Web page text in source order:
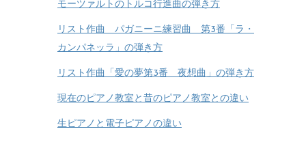
モーツァルトのトルコ行進曲の弾き方
リスト作曲 パガニーニ練習曲 第3番「ラ・
カンパネッラ」の弾き方
リスト作曲「愛の夢第3番 夜想曲」の弾き方
現在のピアノ教室と昔のピアノ教室との違い
生ピアノと電子ピアノの違い